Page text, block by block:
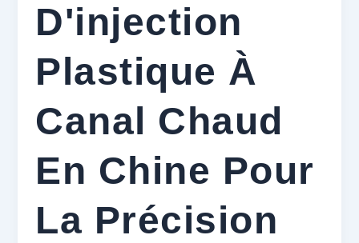
D'injection
Plastique À
Canal Chaud
En Chine Pour
La Précision